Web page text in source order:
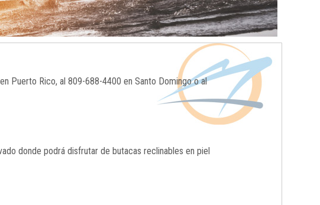
Puerto Rico, al 809-688-4400 en Santo Domingo o al
donde podrá disfrutar de butacas reclinables en piel